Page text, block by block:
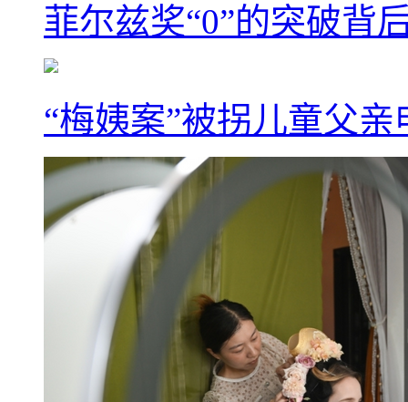
菲尔兹奖“0”的突破背
“梅姨案”被拐儿童父